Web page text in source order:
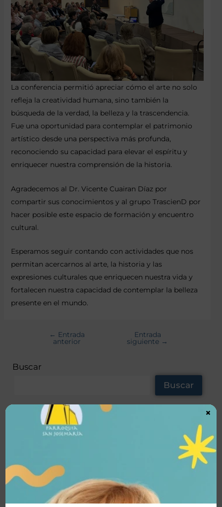
La conferencia permitió apreciar cómo el arte no solo
refleja la creatividad humana, sino también la
búsqueda de la verdad, la belleza y la trascendencia.
Fue una oportunidad para contemplar el patrimonio
artístico desde una perspectiva más profunda,
reconociendo su capacidad para elevar el espíritu y
enriquecer nuestra comprensión de la historia.
Agradecemos al Dr. Vicente Cuairan Díaz por
compartir sus conocimientos y al grupo TrascienD por
hacer posible este espacio de formación y encuentro
cultural.
Esperamos seguir contando con actividades que nos
permitan acercarnos al arte, la historia y las
expresiones culturales que enriquecen nuestra vida y
fortalecen nuestra capacidad de contemplar la belleza
presente en el mundo.
← Entrada
anterior
Entrada
siguiente →
Buscar
Buscar
Noticas recientes
Vida Plena Charla Magnifica Humanitas
Vida Plena “Hacia la santidad”
×